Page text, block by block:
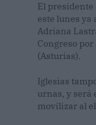
El presidente
este lunes ya
Adriana
Congreso
(Asturias).
Iglesias
urnas, y será
movilizar al